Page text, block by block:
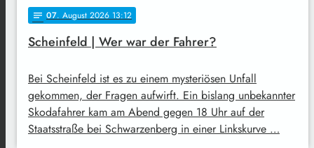
notes 07. August 2026 13:12
Scheinfeld | Wer war der Fahrer?
Bei Scheinfeld ist es zu einem mysteriösen Unfall
gekommen, der Fragen aufwirft. Ein bislang unbekannter
Skodafahrer kam am Abend gegen 18 Uhr auf der
Staatsstraße bei Schwarzenberg in einer Linkskurve …